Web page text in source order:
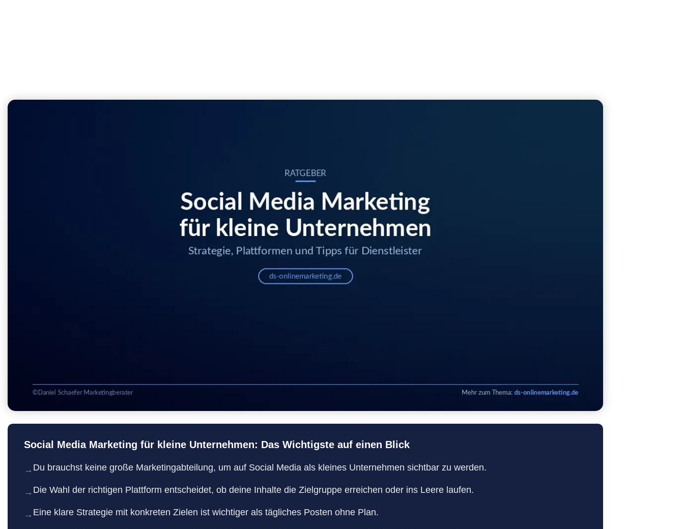
Social Media Marketing für kleine Unternehmen: Das Wichtigste auf einen Blick
→ Du brauchst keine große Marketingabteilung, um auf Social Media als kleines Unternehmen sichtbar zu werden.
→ Die Wahl der richtigen Plattform entscheidet, ob deine Inhalte die Zielgruppe erreichen oder ins Leere laufen.
→ Eine klare Strategie mit konkreten Zielen ist wichtiger als tägliches Posten ohne Plan.